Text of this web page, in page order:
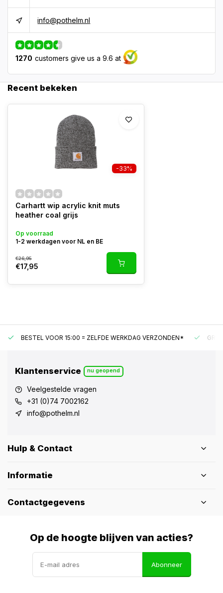
info@pothelm.nl
1270 customers give us a 9.6 at
Recent bekeken
-33%
Carhartt wip acrylic knit muts
heather coal grijs
Op voorraad
1-2 werkdagen voor NL en BE
€26,95
€17,95
BESTEL VOOR 15:00 = ZELFDE WERKDAG VERZONDEN*
Klantenservice nu geopend
Veelgestelde vragen
+31 (0)74 7002162
info@pothelm.nl
Hulp & Contact
Informatie
Contactgegevens
Op de hoogte blijven van acties?
Abonneer